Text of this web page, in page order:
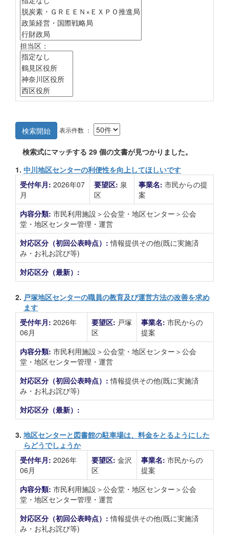
担当区：
検索開始 表示件数 ：
検索式にマッチする 29 個の文書が見つかりました。
1. 中川地区センターの利便性を向上してほしいです
受付年月: 2026年07
月
要望区: 泉
区
事業名: 市民からの提
案
内容分類: 市民利用施設＞公会堂・地区センター＞公会
堂・地区センター管理・運営
対応区分（初回公表時点）:情報提供その他(既に実施済
み・お礼お詫び等)
対応区分（最新）:
2. 戸塚地区センターの職員の教育及び運営方法の改善を求め
ます
受付年月: 2026年
06月
要望区: 戸塚
区
事業名: 市民からの
提案
内容分類: 市民利用施設＞公会堂・地区センター＞公会
堂・地区センター管理・運営
対応区分（初回公表時点）:情報提供その他(既に実施済
み・お礼お詫び等)
対応区分（最新）:
3. 地区センターと図書館の駐車場は、料金をとるようにした
らどうでしょうか
受付年月: 2026年
06月
要望区: 金沢
区
事業名: 市民からの
提案
内容分類: 市民利用施設＞公会堂・地区センター＞公会
堂・地区センター管理・運営
対応区分（初回公表時点）:情報提供その他(既に実施済
み・お礼お詫び等)